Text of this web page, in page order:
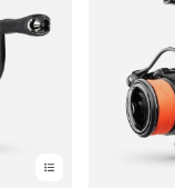
mehr Zug im
Die sind eine
und für
etwas mehr Rückgrat
deutlich
Dorsch, Köhler und